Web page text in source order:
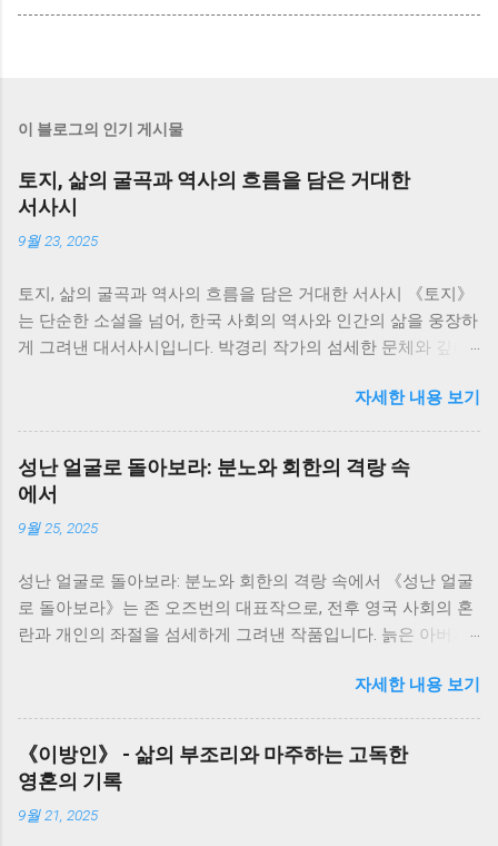
이 블로그의 인기 게시물
토지, 삶의 굴곡과 역사의 흐름을 담은 거대한
서사시
9월 23, 2025
토지, 삶의 굴곡과 역사의 흐름을 담은 거대한 서사시 《토지》
는 단순한 소설을 넘어, 한국 사회의 역사와 인간의 삶을 웅장하
게 그려낸 대서사시입니다. 박경리 작가의 섬세한 문체와 깊이
책 속 세상에 흠뻑 빠져들게 만듭니다. 저는 이 책을 통해 한국
의 근현대사를 생생하게 느끼면서, 동시에 인간 삶의 덧없음과
강인함에 대해 깊이 생각해 볼 수 있었습니다. 소설은 서희의 삶
을 중심으로 전개됩니다. 그녀의 삶은 단순한 개인의 이야기가
아니라, 일제강점기부터 한국전쟁, 그리고 산업화 시대까지 격
동의 시대를 살아온 한국인들의 삶의 축소판과 같습니다. 서희
속에서도 꿋꿋하게 자신의 삶을 지켜나가려는 의지를 보여줍니
다. 그녀의 삶은 마치 끊임없이 흐르는 강물처럼, 때로는 잔잔하
게, 때로는 격렬하게 흘러갑니다. 저는 서희의 삶을 따라가면서,
그리고 그럼에도 불구하고 인간이 지닌 생존과 번영에 대한 강
한 의지를 느낄 수 있었습니다. 소설 속 인물들은 저마다의 고유
한 개성과 사연을 가지고 있습니다. 그들은 서로 얽히고설키며,
복잡한 인간관계를 만들어냅니다. 이러한 인물들의 관계는 단
이기도 합니다. 특히, 봉수와 서희의 관계는 시대적 배경과 맞물
자세한 내용 보기
성난 얼굴로 돌아보라: 분노와 회한의 격랑 속
에서
9월 25, 2025
성난 얼굴로 돌아보라: 분노와 회한의 격랑 속에서 《성난 얼굴
로 돌아보라》는 존 오즈번의 대표작으로, 전후 영국 사회의 혼
란과 개인의 좌절을 섬세하게 그려낸 작품입니다. 늙은 아버지
화 속에서 흔들리는 인간의 존재와 가족 관계의 의미를 깊이 있
게 사유하게 만듭니다. 저는 이 책을 읽으면서, 단순한 가족극을
넘어, 시대의 아픔과 개인의 고독이 만들어내는 격렬한 감정의
소용돌이를 경험했습니다. 책의 주인공인 지미 포터는 전쟁 후
삶의 낙오자로 전락한 인물입니다. 그는 젊은 시절의 꿈과 열정
을 잃어버리고, 끊임없는 자기혐오와 불안에 시달립니다. 아버
자세한 내용 보기
《이방인》 - 삶의 부조리와 마주하는 고독한
영혼의 기록
9월 21, 2025